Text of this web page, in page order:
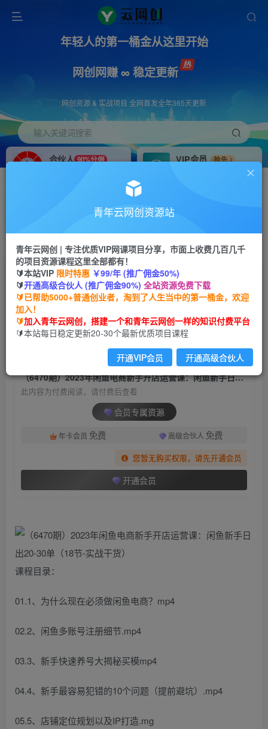
年轻人的第一桶金从这里开始
网创网赚 ∞ 稳定更新
网创资源 & 实战项目 全网首发全年365天更新
输入关键词搜索
合伙人 90%分佣
VIP会员
抢先
搭建同款网站，自己当老板
首页 创业课程 会员专属 正文
（6470期）2023年闲鱼电商新手开店运营课：闲
鱼新手日出20-30单（18节-实战干货）
青年云网创
2年前发布
关注 私信
（6470期）2023年闲鱼电商新手开店运营课：闲鱼新手日出20-30单（18节-实战干货）
此内容为付费阅读，请付费后查看
会员专属资源
年卡会员 免费 高级合伙人 免费
您暂无购买权限，请先开通会员
开通会员
课程目录：
01.1、为什么现在必须做闲鱼电商？mp4
02.2、闲鱼多账号注册细节.mp4
03.3、新手快速养号大揭秘买模mp4
04.4、新手最容易犯错的10个问题（提前避坑）.mp4
05.5、店铺定位规划以及IP打造.mg
青年云网创资源站
青年云网创 | 专注优质VIP网课项目分享，市面上收费几百几千
的项目资源课程这里全部都有！
🔰本站VIP 限时特惠 ￥99/年 (推广佣金50%)
🔰开通高级合伙人 (推广佣金90%) 全站资源免费下载
🔰已帮助5000+普通创业者，淘到了人生当中的第一桶金，欢迎
加入！
🔰加入青年云网创，搭建一个和青年云网创一样的知识付费平台
🔰本站每日稳定更新20-30个最新优质项目课程
开通VIP会员 开通高级合伙人